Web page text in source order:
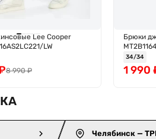
Lee Cooper
LW
8 990₽
Брюки
34/34
1 990
Челябинск —